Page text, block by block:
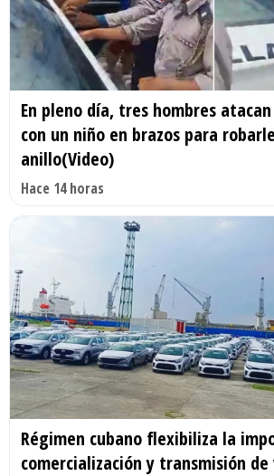
En pleno día, tres hombres
con un niño en brazos para
anillo(Video)
Hace 14 horas
Régimen cubano flexibiliza la
comercialización y transmisión de